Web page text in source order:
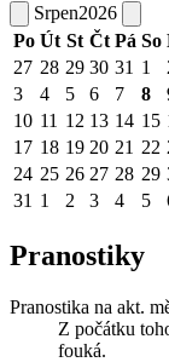
Srpen2026
Po Út St Čt Pá So
27 28 29 30 31 1
3
4 5 6 7 8
10 11 12 13 14 15
17 18 19 20 21 22
24 25 26 27 28 29
31 1 2 3 4 5
Pranostiky
Pranostika na akt.
Z počátku
fouká.